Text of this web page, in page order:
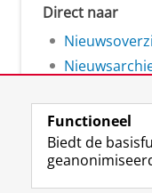
Direct naar
Functioneel
Biedt de